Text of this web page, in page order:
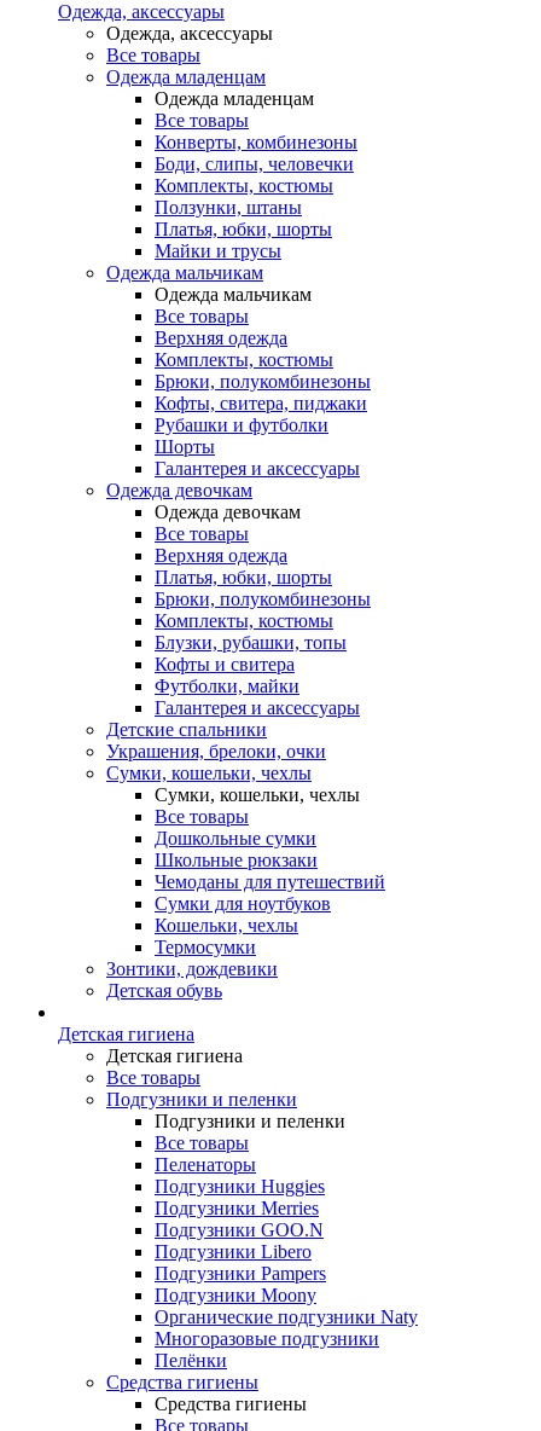
Одежда, аксессуары
Одежда, аксессуары
Все товары
Одежда младенцам
Одежда младенцам
Все товары
Конверты, комбинезоны
Боди, слипы, человечки
Комплекты, костюмы
Ползунки, штаны
Платья, юбки, шорты
Майки и трусы
Одежда мальчикам
Одежда мальчикам
Все товары
Верхняя одежда
Комплекты, костюмы
Брюки, полукомбинезоны
Кофты, свитера, пиджаки
Рубашки и футболки
Шорты
Галантерея и аксессуары
Одежда девочкам
Одежда девочкам
Все товары
Верхняя одежда
Платья, юбки, шорты
Брюки, полукомбинезоны
Комплекты, костюмы
Блузки, рубашки, топы
Кофты и свитера
Футболки, майки
Галантерея и аксессуары
Детские спальники
Украшения, брелоки, очки
Сумки, кошельки, чехлы
Сумки, кошельки, чехлы
Все товары
Дошкольные сумки
Школьные рюкзаки
Чемоданы для путешествий
Сумки для ноутбуков
Кошельки, чехлы
Термосумки
Зонтики, дождевики
Детская обувь
Детская гигиена
Детская гигиена
Все товары
Подгузники и пеленки
Подгузники и пеленки
Все товары
Пеленаторы
Подгузники Huggies
Подгузники Merries
Подгузники GOO.N
Подгузники Libero
Подгузники Pampers
Подгузники Moony
Органические подгузники Naty
Многоразовые подгузники
Пелёнки
Средства гигиены
Средства гигиены
Все товары